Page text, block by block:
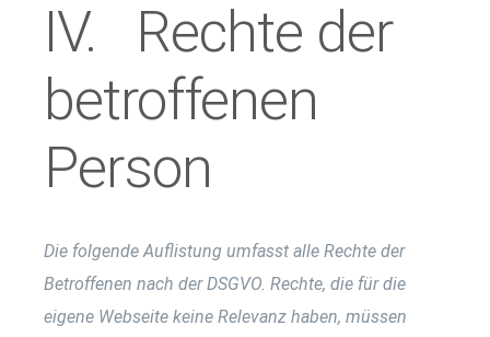
IV. Rechte der
betroffenen
Person
Die folgende Auflistung umfasst alle Rechte der
Betroffenen nach der DSGVO. Rechte, die für die
eigene Webseite keine Relevanz haben, müssen